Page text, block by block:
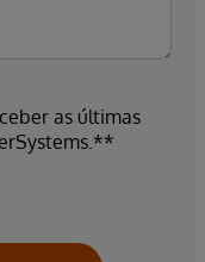
as últimas